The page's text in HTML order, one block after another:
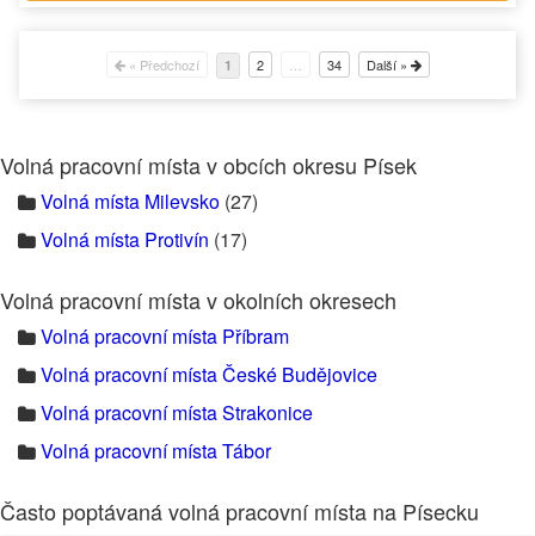
« Předchozí 1 2 34 Další »
Volná pracovní místa v obcích okresu Písek
Volná místa Milevsko (27)
Volná místa Protivín (17)
Volná pracovní místa v okolních okresech
Volná pracovní místa Příbram
Volná pracovní místa České Budějovice
Volná pracovní místa Strakonice
Volná pracovní místa Tábor
Často poptávaná volná pracovní místa na Písecku